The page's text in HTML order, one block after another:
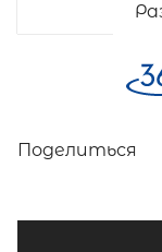
Поделиться